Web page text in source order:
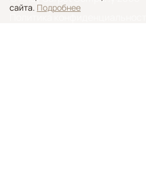
Политика конфиденциальности
сайта. Подробнее